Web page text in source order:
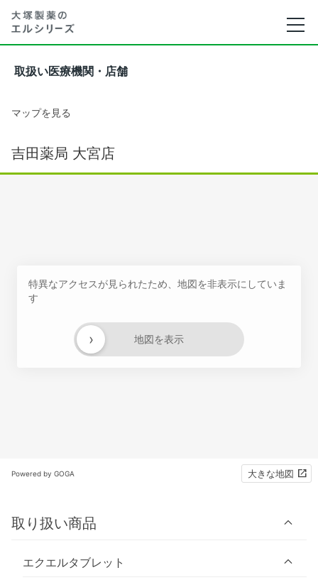
取扱い医療機関・店舗
マップを見る
吉田薬局 大宮店
特異なアクセスが見られたため、地図を非表示にしていま
す
地図を表示
›
Powered by GOGA 大きな地図
取り扱い商品
エクエルタブレット